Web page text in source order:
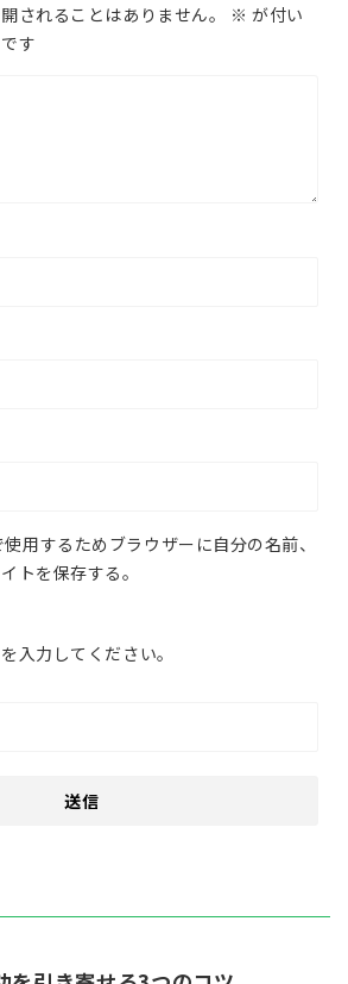
されることはありません。 ※ が付い
す
用するためブラウザーに自分の名前、
トを保存する。
入力してください。